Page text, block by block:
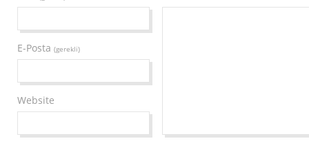
E-Posta (gerekli)
Website